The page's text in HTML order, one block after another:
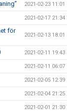
2021-02-23 11:01
2021-02-17 21:34
för
2021-02-13 18:01
2021-02-11 19:43
2021-02-11 06:07
2021-02-05 12:39
2021-02-04 21:25
2021-02-01 21:30